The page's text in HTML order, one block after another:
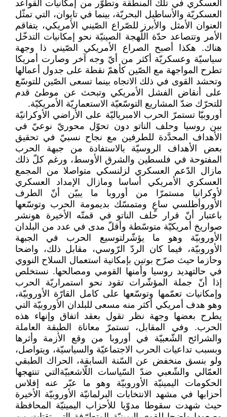
العسكري في تلك المنطقة وتطوّر من إمكانيات القواعد
العسكريّة والأساطيل البحريّة، بينما في تايوان، التي تمثّل
العنوان الأمثل والأبرز للصّراع الصّيني الأمريكي، يتفاقم
الأمر وتتصاعد حدّة اللّهجة الصينيّة نحو إمكانيات التدخّل
هناك. هكذا أصبح الصراع الأمريكي الصّيني ذا وجهة
سياسيّة وعسكريّة أكثر من أيّ وجه آخر وصارت أمريكا
تطرح المواجهة مع الصّين كأهمّ نقطة على جدول أعمالها
وتحشد القوى في ذلك الاتجاه بينما تسعى الصّين للتوسّع
على أنقاض الفشل الأمريكي وتبحث عن موطئ قدم
للتحرّك ضدّ المشاريع التوسّعيّة الاستعماريّة الأمريكيّة.
أوروبيّا تستمرّ الحرب الامبرياليّة على الأراضي الأوكرانيّة
بين روسيا وحلف الناتو دون تحوّل محوريّ نوعيّ في
الأهداف المحدَّدة للطرفين مع نجاح نسبيّ في تحقيق
بعض الأهداف الروسيّة بالاستفادة من جبهة الحرب
المفتوحة في فلسطين والشرق الأوسط، ورغم كلّ ذلك
مازال الدّعم العسكري لزلنسكي متواصلا من المجمع
العسكري الأمريكي أساسا ومازال الإمداد العسكري
لأوكرانيا مستمرّا من أوروبا ما يبيّن أنّ الطرف
الأوروأطلسي ساعٍ ومتمسّك بديمومة الحرب وتوسّعها
باعتبار أنّ قرار حلف الناتو في قمتّه الأخيرة هونشر
صواريخ أمريكيّة متوسّطة وأقلّ مدى في عدد من البلدان
الأوروبيّة وهو ما يؤشّرلتوسيع الحرب في الجبهة
الأوروبيّة، فيما كان الردّ الرّوسي، مقابل ذلك، واضحا
وحازما حيث صرّح بوتين بإمكانية استعمال السلاح النووي
في حالتهديد روسيا وأمنها القومي ومصالحها. نستخلص
إذا أنّ جملة المؤشّرات تقود نحو استمراريّة الحرب
وإمكانيات تعمّمها وتوسّعها على كامل القارّة الأوروبيّة،
وهو هدف أمريكي أكثر منه مسعى للبلدان الأوروبيّة التي
يطرح بعضها وجهة نظر تقول بعقد اتفاق وإنهاء هذه
الحرب. وفي المقابل، تستمرّ معاناة الطبقة العاملة
والشرائح الشّعبيّة في أوروبا من وقع الأزمة وأثرها
وبسبب تداعيات الحرب الاجتماعيّة والسياسيّة، ويتواصل،
ولو بنسق منخفض عن السّنة السابقة، الحراك الطبقي
العمّالي والشّعبي ضدّ السّياسات اللّاشعبيّةالتي تنتهجها
الحكومات اليمينيّة الأوروبيّة وهو ما عبّر عنه إفلاس
أحزابها في مشهد الانتخابات البرلمانيّة الأوروبيّة الأخيرة
حيث شهدت سقوطا مدوّيا للأحزاب اليمينيّة المحافظة